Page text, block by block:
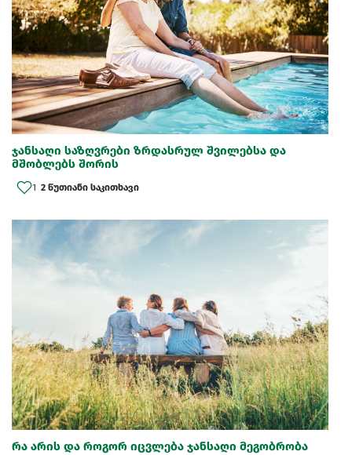
ჯანსაღი საზღვრები ზრდასრულ შვილებსა და
მშობლებს შორის
1 2 წუთიანი საკითხავი
რა არის და როგორ იცვლება ჯანსაღი მეგობრობა